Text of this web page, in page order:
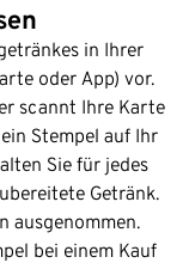
in Ihrer
oder App) vor.
scannt Ihre Karte
Stempel auf Ihr
Sie für jedes
Getränk.
ausgenommen.
bei einem Kauf